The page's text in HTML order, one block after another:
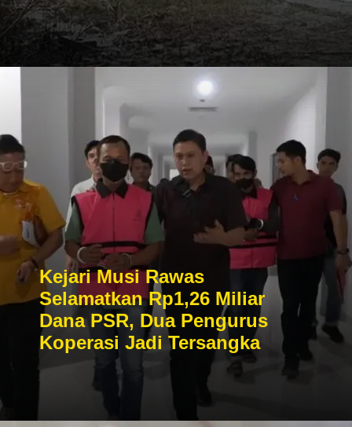
Kejari Musi Rawas
Selamatkan Rp1,26 Miliar
Dana PSR, Dua Pengurus
Koperasi Jadi Tersangka